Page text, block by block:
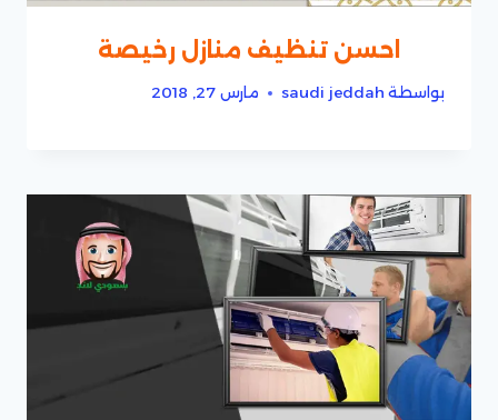
احسن تنظيف منازل رخيصة
بواسطة saudi jeddah مارس 27, 2018